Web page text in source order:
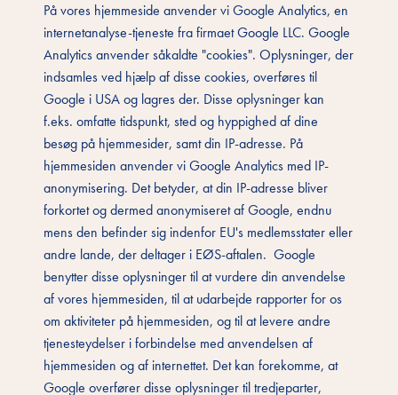
På vores hjemmeside anvender vi Google Analytics, en
internetanalyse-tjeneste fra firmaet Google LLC. Google
Analytics anvender såkaldte "cookies". Oplysninger, der
indsamles ved hjælp af disse cookies, overføres til
Google i USA og lagres der. Disse oplysninger kan
f.eks. omfatte tidspunkt, sted og hyppighed af dine
besøg på hjemmesider, samt din IP-adresse. På
hjemmesiden anvender vi Google Analytics med IP-
anonymisering. Det betyder, at din IP-adresse bliver
forkortet og dermed anonymiseret af Google, endnu
mens den befinder sig indenfor EU's medlemsstater eller
andre lande, der deltager i EØS-aftalen. Google
benytter disse oplysninger til at vurdere din anvendelse
af vores hjemmesiden, til at udarbejde rapporter for os
om aktiviteter på hjemmesiden, og til at levere andre
tjenesteydelser i forbindelse med anvendelsen af
hjemmesiden og af internettet. Det kan forekomme, at
Google overfører disse oplysninger til tredjeparter,